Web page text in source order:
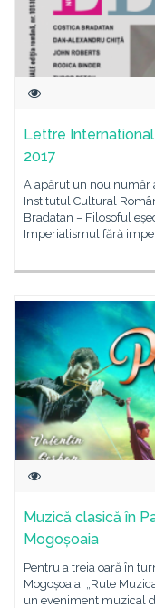
Lettre
2017
A apărut un nou număr
Institutul Cultural
Bradatan – Filosoful
Imperialismul fără
Muzică clasică în
Mogoșoaia
Pentru a treia oară în
Mogoșoaia, „Rute
un eveniment muzical